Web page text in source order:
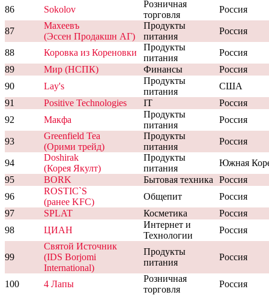
86
Sokolov
Розничная
торговля
Россия
87
Махеевъ
(Эссен Продакшн АГ)
Продукты
питания
Россия
88 Коровка из Кореновки
Продукты
питания
Россия
89
Мир (НСПК) Финансы
Россия
90
Lay's
Продукты
питания
США
91
Positive Technologies IT
Россия
92
Макфа
Продукты
питания
Россия
93
Greenfield Tea
(Орими трейд)
Продукты
питания
Россия
94
Doshirak
(Корея Якулт)
Продукты
питания
Южная
95
BORK Бытовая техника
Россия
96
ROSTIC`S
(ранее KFC)
Общепит
Россия
97
SPLAT Косметика
Россия
98
ЦИАН
Интернет и
Технологии
Россия
99
Святой Источник
(IDS Borjomi
International)
Продукты
питания
Россия
100 4 Лапы
Розничная
торговля
Россия